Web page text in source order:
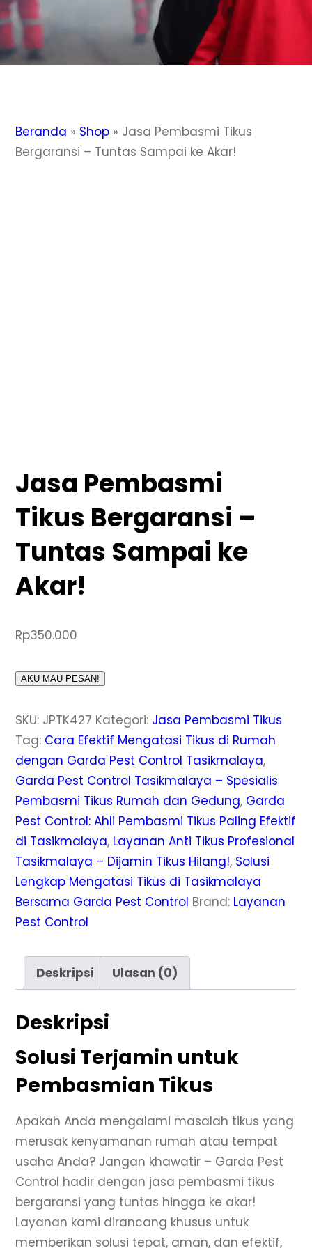
Beranda » Shop » Jasa Pembasmi Tikus
Bergaransi – Tuntas Sampai ke Akar!
Jasa Pembasmi
Tikus Bergaransi –
Tuntas Sampai ke
Akar!
Rp350.000
AKU MAU PESAN!
SKU: JPTK427 Kategori: Jasa Pembasmi Tikus
Tag: Cara Efektif Mengatasi Tikus di Rumah
dengan Garda Pest Control Tasikmalaya,
Garda Pest Control Tasikmalaya – Spesialis
Pembasmi Tikus Rumah dan Gedung, Garda
Pest Control: Ahli Pembasmi Tikus Paling Efektif
di Tasikmalaya, Layanan Anti Tikus Profesional
Tasikmalaya – Dijamin Tikus Hilang!, Solusi
Lengkap Mengatasi Tikus di Tasikmalaya
Bersama Garda Pest Control Brand: Layanan
Pest Control
Deskripsi Ulasan (0)
Deskripsi
Solusi Terjamin untuk
Pembasmian Tikus
Apakah Anda mengalami masalah tikus yang
merusak kenyamanan rumah atau tempat
usaha Anda? Jangan khawatir – Garda Pest
Control hadir dengan jasa pembasmi tikus
bergaransi yang tuntas hingga ke akar!
Layanan kami dirancang khusus untuk
memberikan solusi tepat, aman, dan efektif,